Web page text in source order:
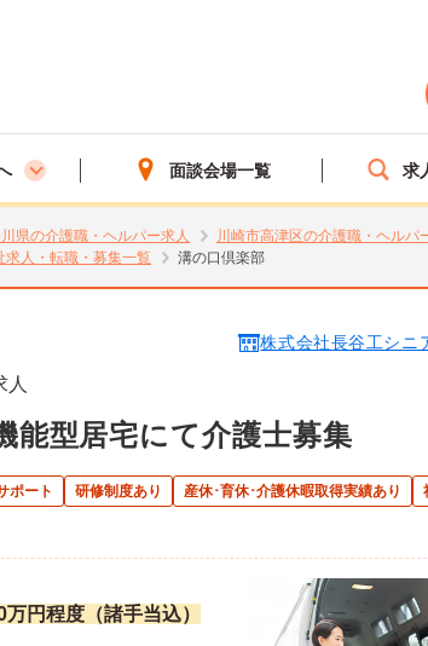
面談会場一覧 求
県の介護職・ヘルパー求人
川崎市高津区の介護職・ヘルパ
求人・転職・募集一覧
溝の口倶楽部
株式会社長谷工シニ
能型居宅にて介護士募集
ポート 研修制度あり 産休･育休･介護休暇取得実績あり
円程度（諸手当込）